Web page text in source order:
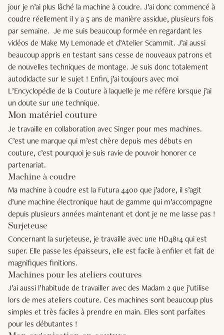
jour je n’ai plus lâché la machine à coudre. J’ai donc commencé à
coudre réellement il y a 5 ans de manière assidue, plusieurs fois
par semaine. Je me suis beaucoup formée en regardant les
vidéos de Make My Lemonade et d’Atelier Scammit. J’ai aussi
beaucoup appris en testant sans cesse de nouveaux patrons et
de nouvelles techniques de montage. Je suis donc totalement
autodidacte sur le sujet ! Enfin, j’ai toujours avec moi
L’Encyclopédie de la Couture à laquelle je me réfère lorsque j’ai
un doute sur une technique.
Mon matériel couture
Je travaille en collaboration avec Singer pour mes machines.
C’est une marque qui m’est chère depuis mes débuts en
couture, c’est pourquoi je suis ravie de pouvoir honorer ce
partenariat.
Machine à coudre
Ma machine à coudre est la Futura 4400 que j’adore, il s’agit
d’une machine électronique haut de gamme qui m’accompagne
depuis plusieurs années maintenant et dont je ne me lasse pas !
Surjeteuse
Concernant la surjeteuse, je travaille avec une HD4814 qui est
super. Elle passe les épaisseurs, elle est facile à enfiler et fait de
magnifiques finitions.
Machines pour les ateliers coutures
J’ai aussi l’habitude de travailler avec des Madam 2 que j’utilise
lors de mes ateliers couture. Ces machines sont beaucoup plus
simples et très faciles à prendre en main. Elles sont parfaites
pour les débutantes !